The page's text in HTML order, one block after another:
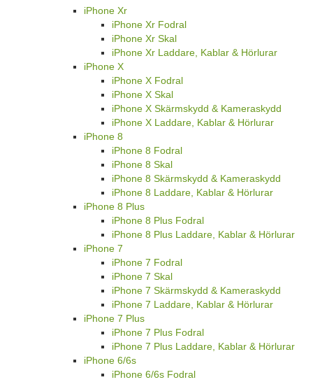
iPhone Xr
iPhone Xr Fodral
iPhone Xr Skal
iPhone Xr Laddare, Kablar & Hörlurar
iPhone X
iPhone X Fodral
iPhone X Skal
iPhone X Skärmskydd & Kameraskydd
iPhone X Laddare, Kablar & Hörlurar
iPhone 8
iPhone 8 Fodral
iPhone 8 Skal
iPhone 8 Skärmskydd & Kameraskydd
iPhone 8 Laddare, Kablar & Hörlurar
iPhone 8 Plus
iPhone 8 Plus Fodral
iPhone 8 Plus Laddare, Kablar & Hörlurar
iPhone 7
iPhone 7 Fodral
iPhone 7 Skal
iPhone 7 Skärmskydd & Kameraskydd
iPhone 7 Laddare, Kablar & Hörlurar
iPhone 7 Plus
iPhone 7 Plus Fodral
iPhone 7 Plus Laddare, Kablar & Hörlurar
iPhone 6/6s
iPhone 6/6s Fodral